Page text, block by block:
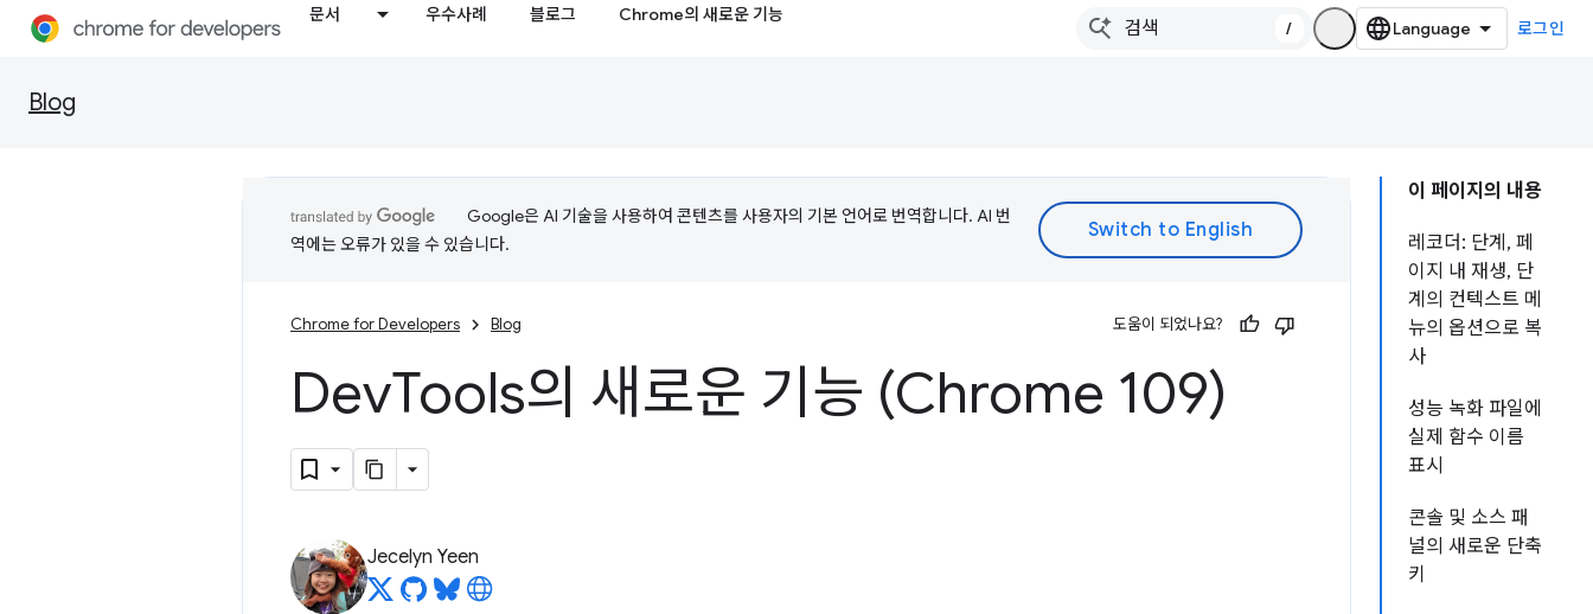
문서 우수사례 블로그 Chrome의 새로운 기능
/ 로그인
Blog
이 페이지의 내용
레코더: 단계, 페
이지 내 재생, 단
계의 컨텍스트 메
뉴의 옵션으로 복
사
성능 녹화 파일에
실제 함수 이름
표시
콘솔 및 소스 패
널의 새로운 단축
키
Google은 AI 기술을 사용하여 콘텐츠를 사용자의 기본 언어로 번역합니다. AI 번
역에는 오류가 있을 수 있습니다.
Chrome for Developers Blog 도움이 되었나요?
DevTools의 새로운 기능 (Chrome 109)
Jecelyn Yeen